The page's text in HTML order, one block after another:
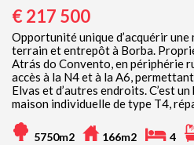
€ 217 500
Opportunité unique d’acquérir une
terrain et entrepôt à Borba.
Atrás do Convento, en périphérie
accès à la N4 et à la A6,
Elvas et d’autres endroits. C’est
maison individuelle de type T4,
5750m2 166m2 4